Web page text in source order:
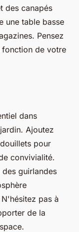
des canapés
une table basse
Pensez
fonction de votre
dans
Ajoutez
pour
convivialité.
guirlandes
pas à
de la